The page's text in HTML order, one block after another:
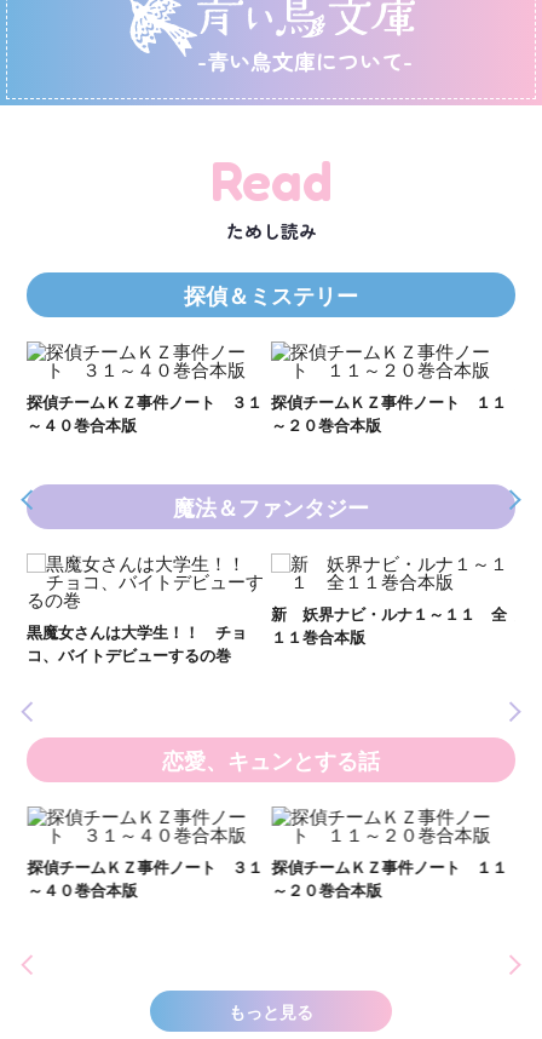
-青い鳥文庫について-
Read
ためし読み
探偵＆ミステリー
探偵チームＫＺ事件ノート ３１
～４０巻合本版
探偵チームＫＺ事件ノート １１
～２０巻合本版
魔法＆ファンタジー
黒魔女さんは大学生！！ チョ
コ、バイトデビューするの巻
新 妖界ナビ・ルナ１～１１ 全
１１巻合本版
恋愛、キュンとする話
探偵チームＫＺ事件ノート ３１
～４０巻合本版
探偵チームＫＺ事件ノート １１
～２０巻合本版
もっと見る